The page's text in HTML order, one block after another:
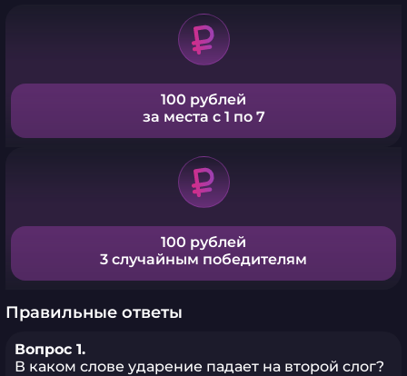
100 рублей
за места с 1 по 7
100 рублей
3 случайным победителям
Правильные ответы
Вопрос 1.
В каком слове ударение падает на второй слог?